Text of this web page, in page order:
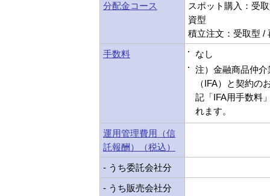
分配金コース
スポット購入：受
資型
積立注文：受取型 /
手数料
なし
注）金融商品仲介
（IFA）と契約の
記「IFA用手数料
れます。
運用管理費用（信
託報酬）（税込）
- うち委託会社分
- うち販売会社分